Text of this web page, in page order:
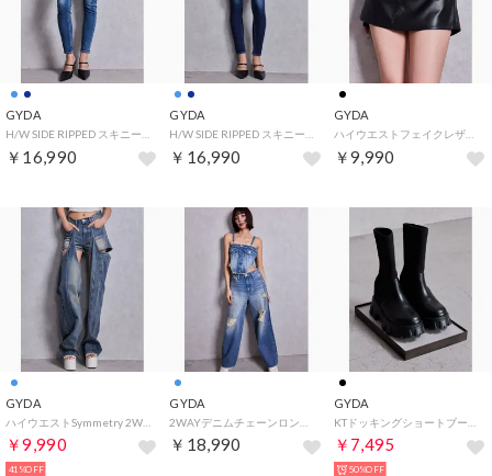
GYDA
￥16,990
GYDA
￥16,990
GYDA
ハイウエストフェイクレザースカートライクショートパンツ （ブラック）
￥9,990
GYDA
￥9,990
41%OFF
GYDA
￥18,990
GYDA
￥7,495
50%OFF